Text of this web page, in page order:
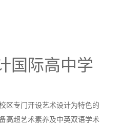
国际高中学
区专门开设艺术设计为特色的
高超艺术素养及中英双语学术